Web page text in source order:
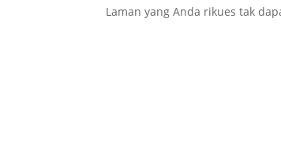
Laman yang Anda rikues tak